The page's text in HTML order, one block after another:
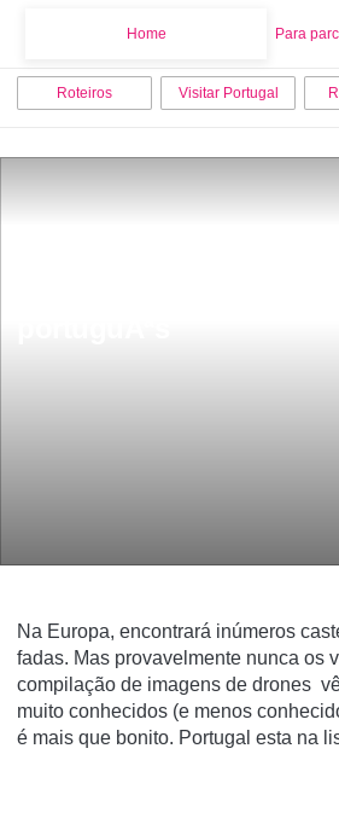
Home Para
Roteiros Visitar Portugal
Na Europa, encontrará inúmeros
fadas. Mas provavelmente nunca os
compilação de imagens de drones
muito conhecidos (e menos
é mais que bonito. Portugal esta na